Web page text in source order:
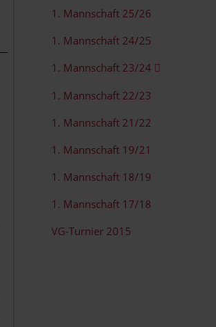
1. Mannschaft 25/26
1. Mannschaft 24/25
1. Mannschaft 23/24
1. Mannschaft 22/23
1. Mannschaft 21/22
1. Mannschaft 19/21
1. Mannschaft 18/19
1. Mannschaft 17/18
VG-Turnier 2015